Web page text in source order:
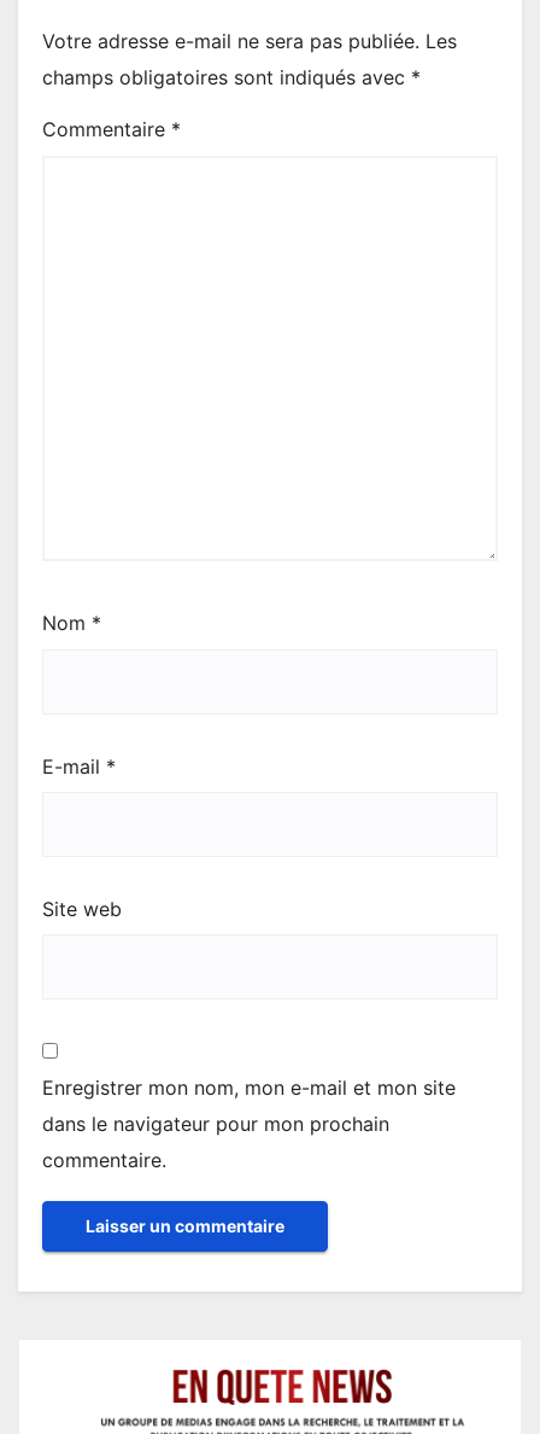
Votre adresse e-mail ne sera pas publiée. Les
champs obligatoires sont indiqués avec *
Commentaire *
Nom *
E-mail *
Site web
Enregistrer mon nom, mon e-mail et mon site
dans le navigateur pour mon prochain
commentaire.